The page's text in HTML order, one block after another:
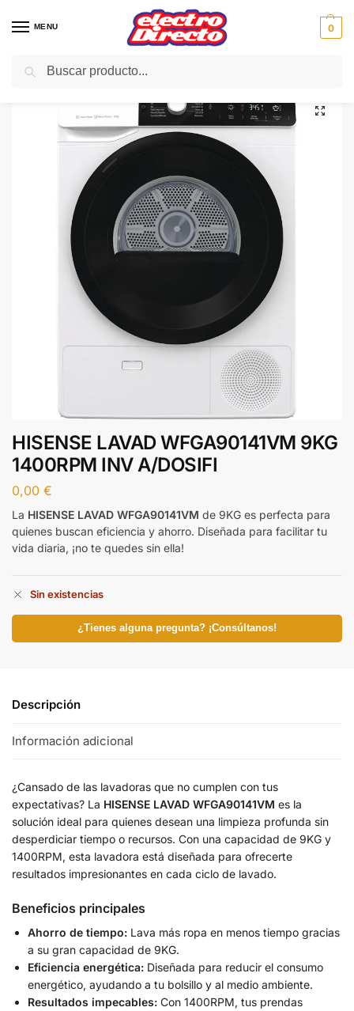
MENU 0
Inicio Gama blanca Lavadoras
HISENSE LAVAD WFGA90141VM 9KG
1400RPM INV A/DOSIFI
0,00 €
La HISENSE LAVAD WFGA90141VM de 9KG es perfecta para
quienes buscan eficiencia y ahorro. Diseñada para facilitar tu
vida diaria, ¡no te quedes sin ella!
Sin existencias
¿Tienes alguna pregunta? ¡Consúltanos!
Descripción
Información adicional
¿Cansado de las lavadoras que no cumplen con tus
expectativas? La HISENSE LAVAD WFGA90141VM es la
solución ideal para quienes desean una limpieza profunda sin
desperdiciar tiempo o recursos. Con una capacidad de 9KG y
1400RPM, esta lavadora está diseñada para ofrecerte
resultados impresionantes en cada ciclo de lavado.
Beneficios principales
Ahorro de tiempo: Lava más ropa en menos tiempo gracias
a su gran capacidad de 9KG.
Eficiencia energética: Diseñada para reducir el consumo
energético, ayudando a tu bolsillo y al medio ambiente.
Resultados impecables: Con 1400RPM, tus prendas